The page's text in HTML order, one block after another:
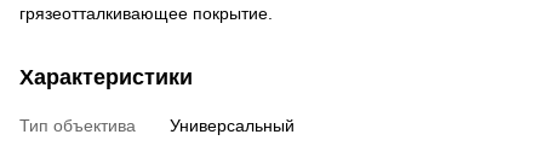
грязеотталкивающее покрытие.
Характеристики
Тип объектива
Универсальный